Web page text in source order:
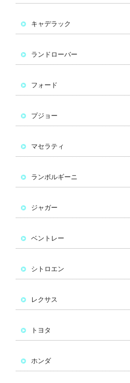
キャデラック
ランドローバー
フォード
プジョー
マセラティ
ランボルギーニ
ジャガー
ベントレー
シトロエン
レクサス
トヨタ
ホンダ